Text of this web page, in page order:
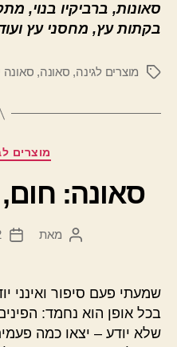
סאונות, ברביקיו בנוי,
בקתות עץ, מחסני עץ
תגיותמוצרים לגינה, סאונה, סאונה
מוצרים
סאונה: חום,
המחבר
מאת 2
שמעתי פעם סיפור ואינני
בכל אופן הוא נחמד:
שלא יודע – יצאו כמה